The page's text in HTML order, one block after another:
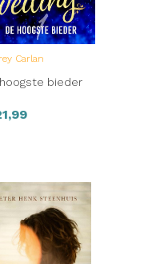
Carlan
bieder